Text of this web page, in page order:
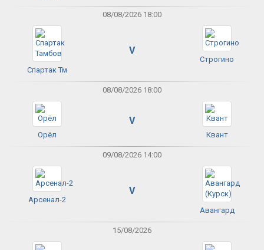
08/08/2026 18:00
Спартак Тм
V
Строгино
08/08/2026 18:00
Орёл
V
Квант
09/08/2026 14:00
Арсенал-2
V
Авангард
15/08/2026